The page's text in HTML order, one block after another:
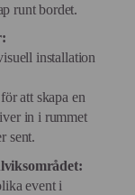
runt bordet.
installation
att skapa en
in i rummet
sent.
event i